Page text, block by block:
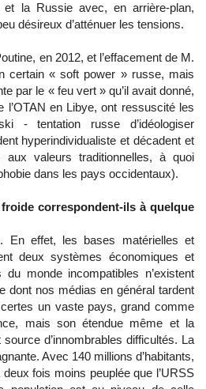
et la Russie avec, en arrière-plan,
désireux d’atténuer les tensions.
en 2012, et l’effacement de M.
certain « soft power » russe, mais
par le « feu vert » qu’il avait donné,
l’OTAN en Libye, ont ressuscité les
- tentation russe d’idéologiser
hyperindividualiste et décadent et
valeurs traditionnelles, à quoi
dans les pays occidentaux).
correspondent-ils à quelque
En effet, les bases matérielles et
deux systèmes économiques et
monde incompatibles n’existent
dont nos médias en général tardent
un vaste pays, grand comme
mais son étendue même et la
d’innombrables difficultés. La
Avec 140 millions d’habitants,
deux fois moins peuplée que l’URSS